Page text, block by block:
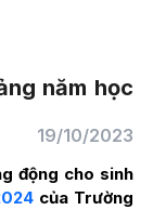
năm học
19/10/2023
động cho sinh
của Trường